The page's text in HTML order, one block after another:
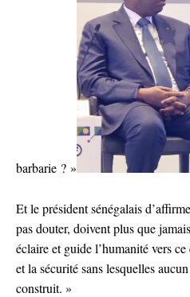
barbarie ? »
Et le président sénégalais
pas douter, doivent plus que
éclaire et guide l’humanité vers
et la sécurité sans lesquelles
construit. »